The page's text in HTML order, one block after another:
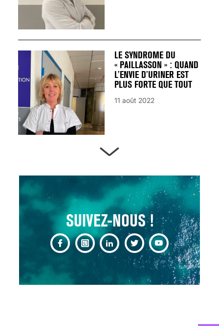
SUIVEZ-NOUS !
LE SYNDROME DU
« PAILLASSON » : QUAND
L’ENVIE D’URINER EST
PLUS FORTE QUE TOUT
11 août 2022
13 août 2024
CHANGEMENT DE SEXE :
DES DEMANDES
TOUJOURS PLUS